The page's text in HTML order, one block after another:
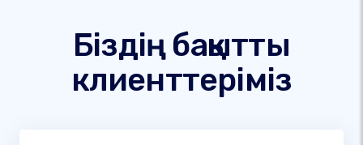
Біздің бақытты
клиенттеріміз